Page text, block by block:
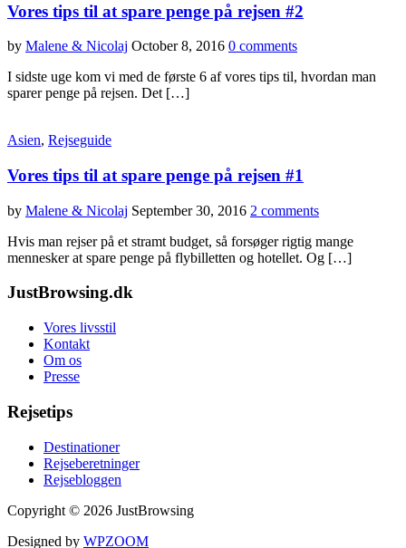
Vores tips til at spare penge på rejsen #2
by Malene & Nicolaj October 8, 2016 0 comments
I sidste uge kom vi med de første 6 af vores tips til, hvordan man
sparer penge på rejsen. Det […]
Asien, Rejseguide
Vores tips til at spare penge på rejsen #1
by Malene & Nicolaj September 30, 2016 2 comments
Hvis man rejser på et stramt budget, så forsøger rigtig mange
mennesker at spare penge på flybilletten og hotellet. Og […]
JustBrowsing.dk
Vores livsstil
Kontakt
Om os
Presse
Rejsetips
Destinationer
Rejseberetninger
Rejsebloggen
Copyright © 2026 JustBrowsing
Designed by WPZOOM